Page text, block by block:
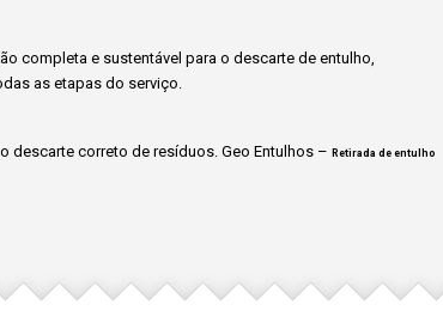
completa e sustentável para o descarte de entulho,
as etapas do serviço.
descarte correto de resíduos. Geo Entulhos – Retirada de entulho